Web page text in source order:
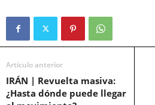
Artículo anterior
IRÁN | Revuelta masiva:
¿Hasta dónde puede llegar